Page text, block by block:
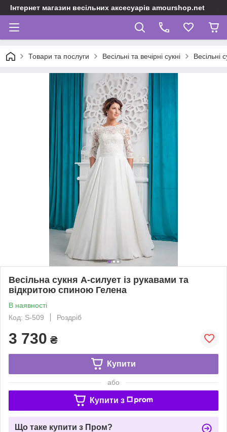
Інтернет магазин весільних аксесуарів amourshop.net
Товари та послуги Весільні та вечірні сукні Весільні
Весільна сукня А-силует із рукавами та
відкритою спиною Гелена
В наявності
Код: S-509
Роздріб
3 730 ₴
Купити
або
Купити з
Що таке купити з Пром?